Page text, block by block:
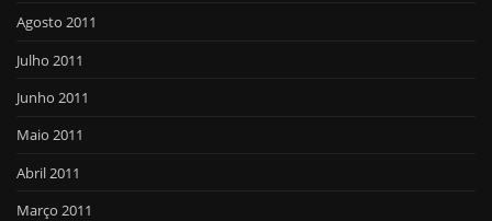
Agosto 2011
Julho 2011
Junho 2011
Maio 2011
Abril 2011
Março 2011